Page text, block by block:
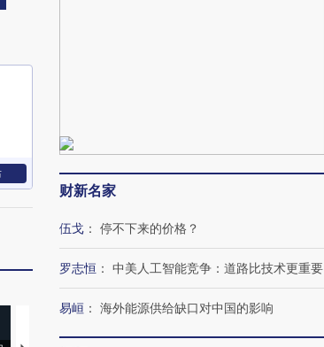
财新名家
伍戈 ： 停不下来的价格？
罗志恒 ： 中美人工智能竞争：道路比技术更重要
易峘 ： 海外能源供给缺口对中国的影响